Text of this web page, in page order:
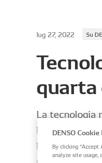
lug 27, 2022 Su
quarta
La tecnologia
l'aftermarket
l'aftermarket
DENSO
By clicking “Accept
analyze site usage,